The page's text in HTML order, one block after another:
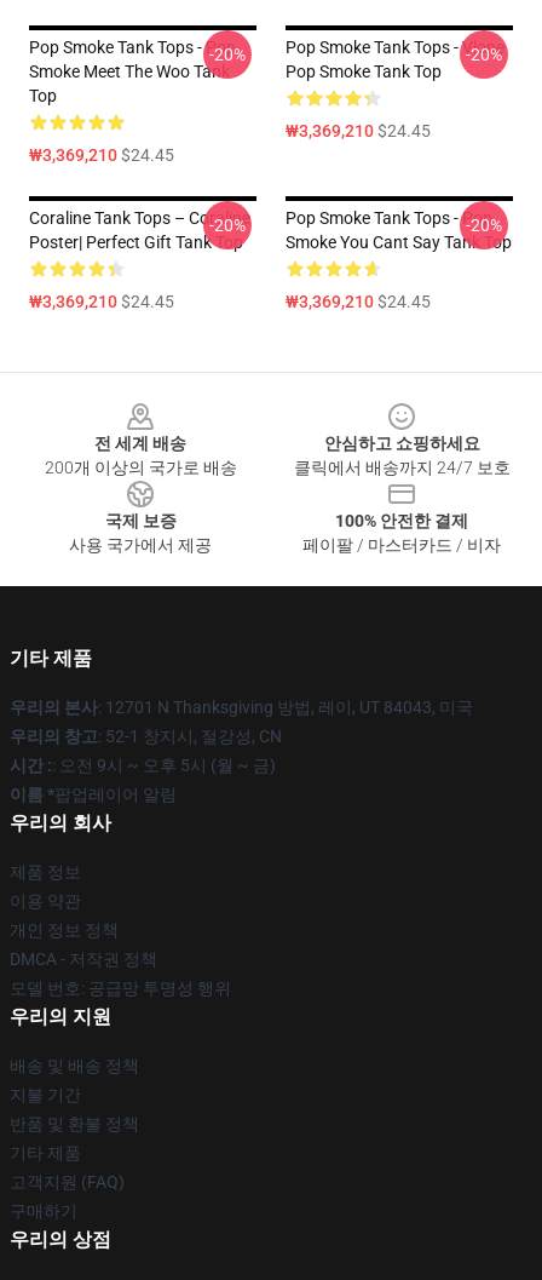
Pop Smoke Tank Tops - Pop
Smoke Meet The Woo Tank
Top
₩3,369,210$24.45
-20%
Pop Smoke Tank Tops - Vlone
Pop Smoke Tank Top
₩3,369,210$24.45
-20%
Coraline Tank Tops – Coraline
Poster| Perfect Gift Tank Top
₩3,369,210$24.45
-20%
Pop Smoke Tank Tops - Pop
Smoke You Cant Say Tank Top
₩3,369,210$24.45
-20%
전 세계 배송
200개 이상의 국가로 배송
안심하고 쇼핑하세요
클릭에서 배송까지 24/7 보호
국제 보증
사용 국가에서 제공
100% 안전한 결제
페이팔 / 마스터카드 / 비자
기타 제품
우리의 본사: 12701 N Thanksgiving 방법, 레이, UT 84043, 미국
우리의 창고: 52-1 창지시, 절강성, CN
시간 :: 오전 9시 ~ 오후 5시 (월 ~ 금)
이름 *팝업레이어 알림
우리의 회사
제품 정보
이용 약관
개인 정보 정책
DMCA - 저작권 정책
모델 번호: 공급망 투명성 행위
우리의 지원
배송 및 배송 정책
지불 기간
반품 및 환불 정책
기타 제품
고객지원 (FAQ)
구매하기
우리의 상점